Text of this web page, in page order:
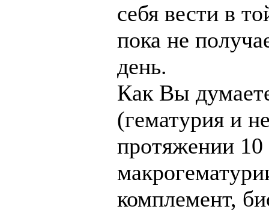
себя вести в
пока не
день.
Как Вы
(гематурия и
протяжении 10
комплемент,